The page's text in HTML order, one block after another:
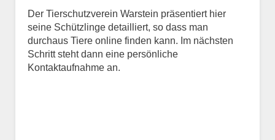
Der Tierschutzverein Warstein präsentiert hier
seine Schützlinge detailliert, so dass man
durchaus Tiere online finden kann. Im nächsten
Schritt steht dann eine persönliche
Kontaktaufnahme an.